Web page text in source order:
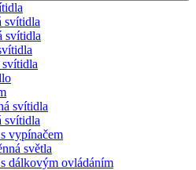
svítidla
svítidla
svítidla
svítidla
svítidla
vypínačem
světla
dálkovým ovládáním